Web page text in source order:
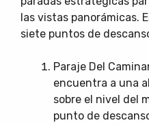
las vistas panorámicas.
siete puntos de
Paraje Del
encuentra a una
sobre el nivel del
punto de